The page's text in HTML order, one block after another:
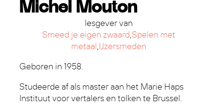
Michel Mouton
lesgever van
Smeed je eigen zwaard,Spelen met
metaal,IJzersmeden
Geboren in 1958.
Studeerde af als master aan het Marie Haps
Instituut voor vertalers en tolken te Brussel.